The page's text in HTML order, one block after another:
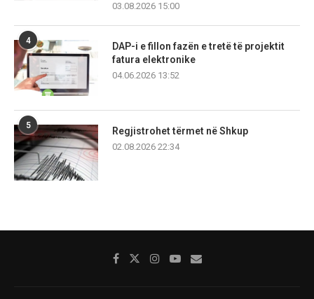
03.08.2026 15:00
4
DAP-i e fillon fazën e tretë të projektit
fatura elektronike
04.06.2026 13:52
5
Regjistrohet tërmet në Shkup
02.08.2026 22:34